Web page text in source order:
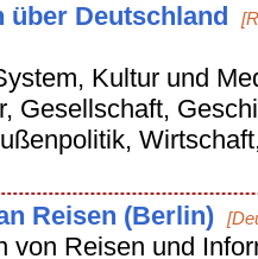
über Deutschland
Kultur und
Gesellschaft,
Reisen (Berlin)
von Reisen und